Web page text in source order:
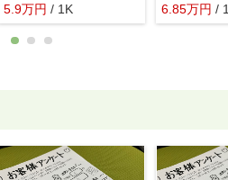
5.9万円 / 1K
6.85万円 /